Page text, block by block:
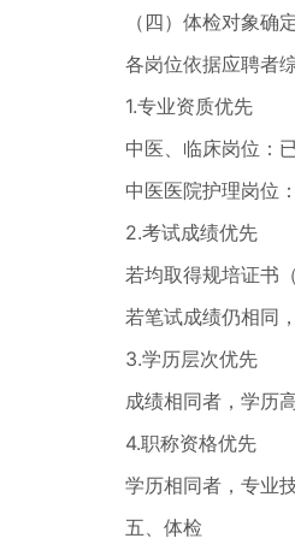
（四）体检对象确
各岗位依据应聘者综
1.专业资质优先
中医、临床岗位：已
中医医院护理岗位：
2.考试成绩优先
若均取得规培证书（
若笔试成绩仍相同，
3.学历层次优先
成绩相同者，学历高
4.职称资格优先
学历相同者，专业技
五、体检